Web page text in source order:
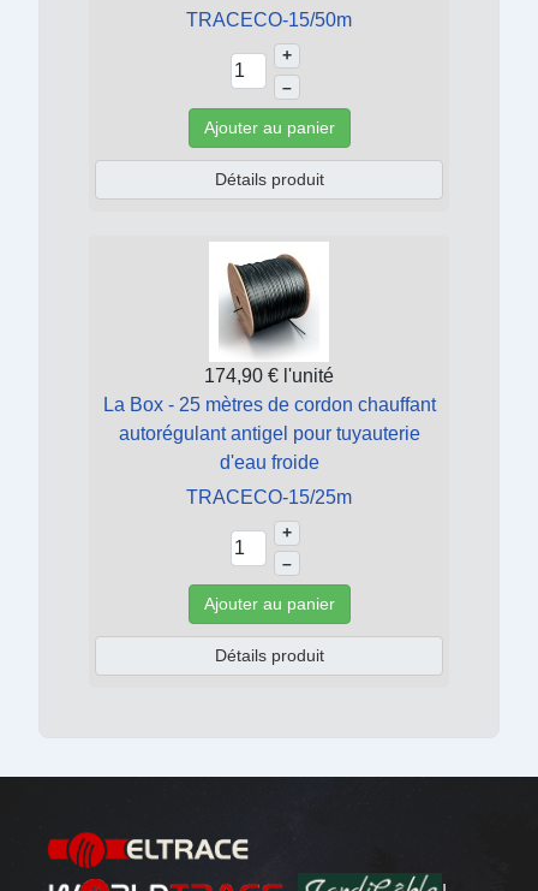
TRACECO-15/50m
+
–
Ajouter au panier
Détails produit
174,90 € l'unité
La Box - 25 mètres de cordon chauffant
autorégulant antigel pour tuyauterie
d'eau froide
TRACECO-15/25m
+
–
Ajouter au panier
Détails produit